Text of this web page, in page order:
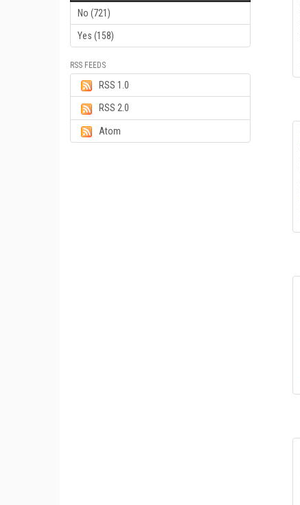
No (721)
Yes (158)
RSS FEEDS
RSS 1.0
RSS 2.0
Atom